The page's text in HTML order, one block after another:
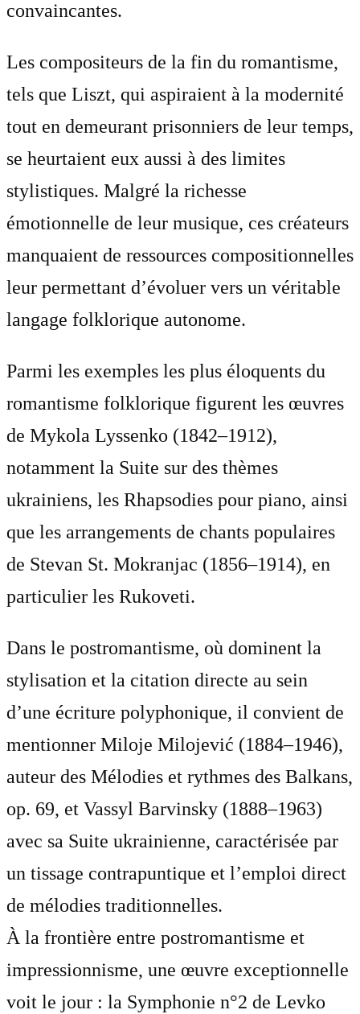
convaincantes.
Les compositeurs de la fin du romantisme,
tels que Liszt, qui aspiraient à la modernité
tout en demeurant prisonniers de leur temps,
se heurtaient eux aussi à des limites
stylistiques. Malgré la richesse
émotionnelle de leur musique, ces créateurs
manquaient de ressources compositionnelles
leur permettant d’évoluer vers un véritable
langage folklorique autonome.
Parmi les exemples les plus éloquents du
romantisme folklorique figurent les œuvres
de Mykola Lyssenko (1842–1912),
notamment la Suite sur des thèmes
ukrainiens, les Rhapsodies pour piano, ainsi
que les arrangements de chants populaires
de Stevan St. Mokranjac (1856–1914), en
particulier les Rukoveti.
Dans le postromantisme, où dominent la
stylisation et la citation directe au sein
d’une écriture polyphonique, il convient de
mentionner Miloje Milojević (1884–1946),
auteur des Mélodies et rythmes des Balkans,
op. 69, et Vassyl Barvinsky (1888–1963)
avec sa Suite ukrainienne, caractérisée par
un tissage contrapuntique et l’emploi direct
de mélodies traditionnelles.
À la frontière entre postromantisme et
impressionnisme, une œuvre exceptionnelle
voit le jour : la Symphonie n°2 de Levko